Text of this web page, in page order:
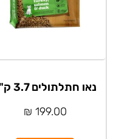
נאו חתלתולים 3.7 ק"ג
199.00
₪